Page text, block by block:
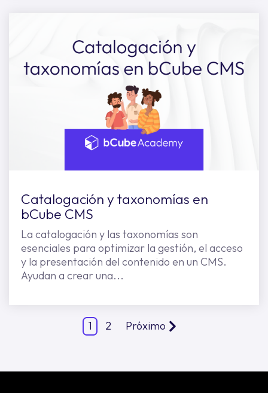
Catalogación y taxonomías en
bCube CMS
La catalogación y las taxonomías son
esenciales para optimizar la gestión, el acceso
y la presentación del contenido en un CMS.
Ayudan a crear una...
1 2 Próximo